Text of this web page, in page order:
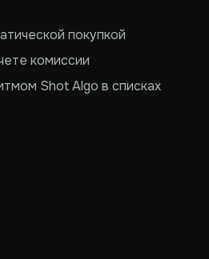
покупкой
комиссии
Shot Algo в списках